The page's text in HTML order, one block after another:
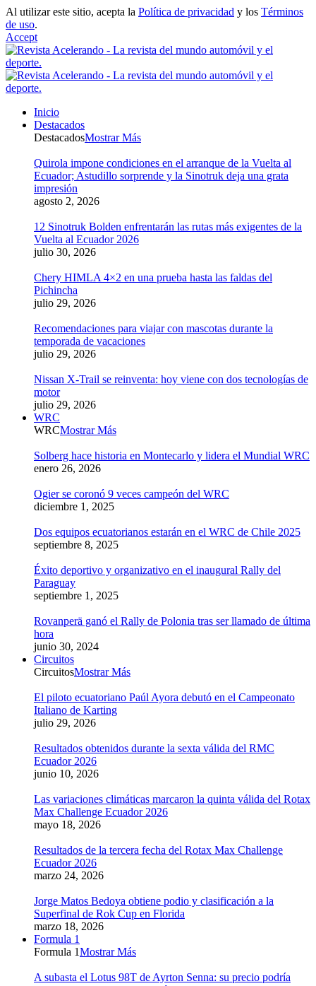
Al utilizar este sitio, acepta la Política de privacidad y los Términos
de uso.
Accept
Inicio
Destacados
DestacadosMostrar Más
Quirola impone condiciones en el arranque de la Vuelta al
Ecuador; Astudillo sorprende y la Sinotruk deja una grata
impresión
agosto 2, 2026
12 Sinotruk Bolden enfrentarán las rutas más exigentes de la
Vuelta al Ecuador 2026
julio 30, 2026
Chery HIMLA 4×2 en una prueba hasta las faldas del
Pichincha
julio 29, 2026
Recomendaciones para viajar con mascotas durante la
temporada de vacaciones
julio 29, 2026
Nissan X-Trail se reinventa: hoy viene con dos tecnologías de
motor
julio 29, 2026
WRC
WRCMostrar Más
Solberg hace historia en Montecarlo y lidera el Mundial WRC
enero 26, 2026
Ogier se coronó 9 veces campeón del WRC
diciembre 1, 2025
Dos equipos ecuatorianos estarán en el WRC de Chile 2025
septiembre 8, 2025
Éxito deportivo y organizativo en el inaugural Rally del
Paraguay
septiembre 1, 2025
Rovanperä ganó el Rally de Polonia tras ser llamado de última
hora
junio 30, 2024
Circuitos
CircuitosMostrar Más
El piloto ecuatoriano Paúl Ayora debutó en el Campeonato
Italiano de Karting
julio 29, 2026
Resultados obtenidos durante la sexta válida del RMC
Ecuador 2026
junio 10, 2026
Las variaciones climáticas marcaron la quinta válida del Rotax
Max Challenge Ecuador 2026
mayo 18, 2026
Resultados de la tercera fecha del Rotax Max Challenge
Ecuador 2026
marzo 24, 2026
Jorge Matos Bedoya obtiene podio y clasificación a la
Superfinal de Rok Cup en Florida
marzo 18, 2026
Formula 1
Formula 1Mostrar Más
A subasta el Lotus 98T de Ayrton Senna: su precio podría